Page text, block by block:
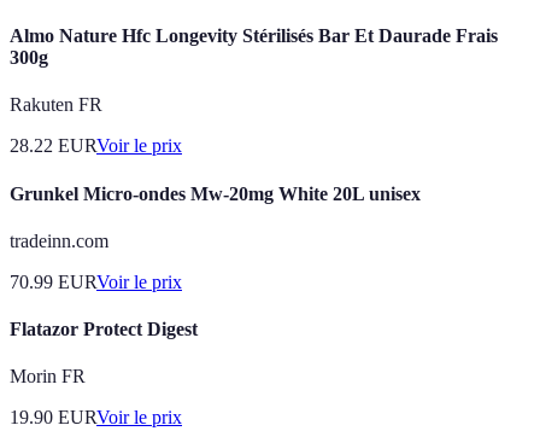
Almo Nature Hfc Longevity Stérilisés Bar Et Daurade Frais
300g
Rakuten FR
28.22 EURVoir le prix
Grunkel Micro-ondes Mw-20mg White 20L unisex
tradeinn.com
70.99 EURVoir le prix
Flatazor Protect Digest
Morin FR
19.90 EURVoir le prix